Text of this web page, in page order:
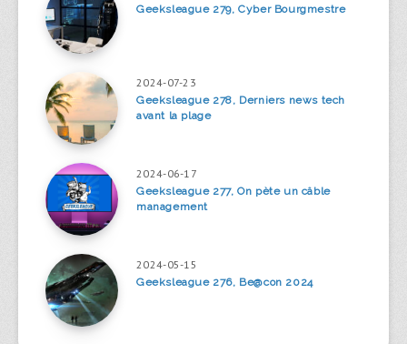
Geeksleague 279, Cyber Bourgmestre
2024-07-23
Geeksleague 278, Derniers news tech
avant la plage
2024-06-17
Geeksleague 277, On pète un câble
management
2024-05-15
Geeksleague 276, Be@con 2024